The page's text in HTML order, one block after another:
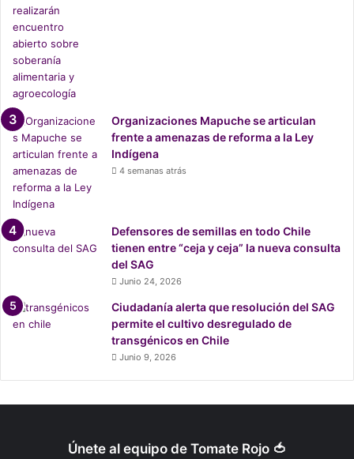
Organizaciones Mapuche se articulan
frente a amenazas de reforma a la Ley
Indígena
4 semanas atrás
Defensores de semillas en todo Chile
tienen entre “ceja y ceja” la nueva consulta
del SAG
Junio 24, 2026
Ciudadanía alerta que resolución del SAG
permite el cultivo desregulado de
transgénicos en Chile
Junio 9, 2026
Únete al equipo de Tomate Rojo 🍅